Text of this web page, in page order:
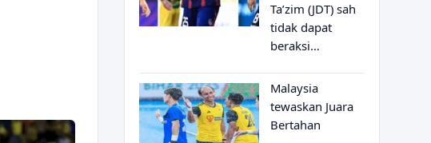
Ta’zim (JDT) sah
tidak dapat
beraksi…
Malaysia
tewaskan Juara
Bertahan